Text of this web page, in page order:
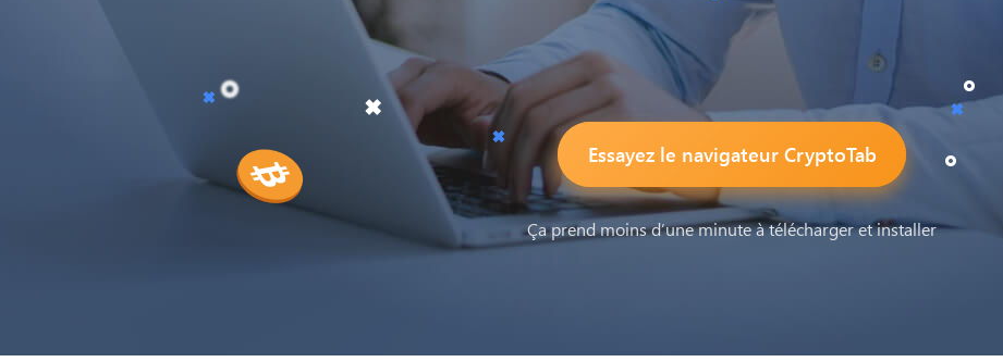
Essayez le navigateur CryptoTab
Ça prend moins d’une minute à télécharger et installer